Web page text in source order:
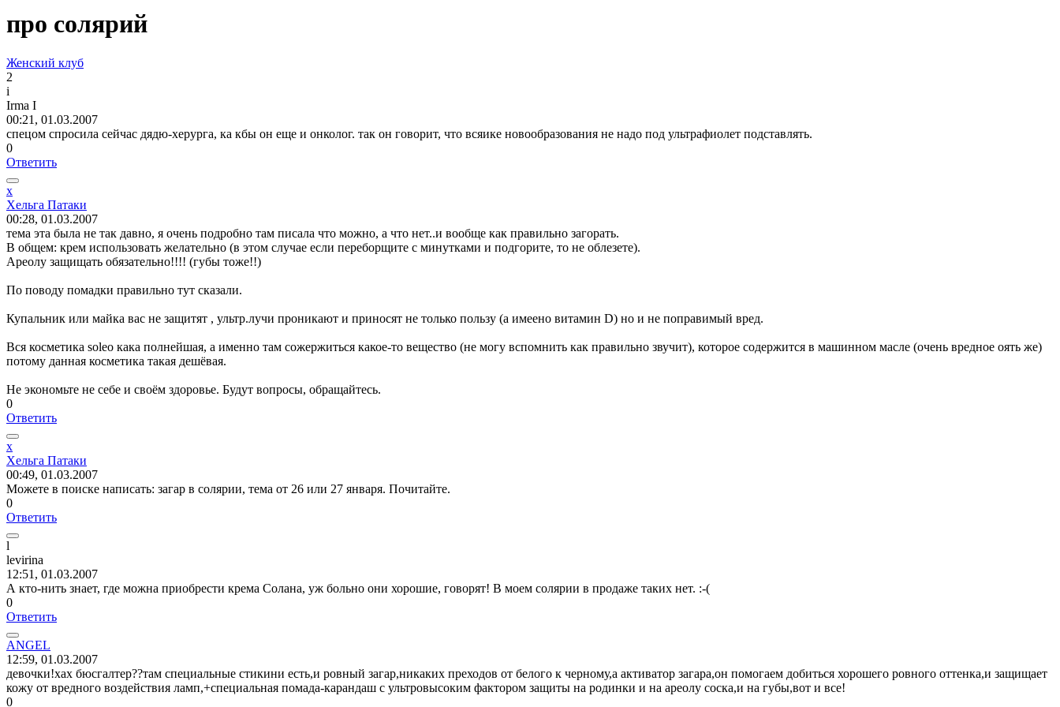
про солярий
Женский клуб
2
i
Irma I
00:21, 01.03.2007
спецом спросила сейчас дядю-херурга, ка кбы он еще и онколог. так он говорит, что всяике новообразования не надо под ультрафиолет подставлять.
0
Ответить
х
Хельга Патаки
00:28, 01.03.2007
тема эта была не так давно, я очень подробно там писала что можно, а что нет..и вообще как правильно загорать.
В общем: крем использовать желательно (в этом случае если переборщите с минутками и подгорите, то не облезете).
Ареолу защищать обязательно!!!! (губы тоже!!)
По поводу помадки правильно тут сказали.
Купальник или майка вас не защитят , ультр.лучи проникают и приносят не только пользу (а имеено витамин D) но и не поправимый вред.
Вся косметика soleo кака полнейшая, а именно там сожержиться какое-то вещество (не могу вспомнить как правильно звучит), которое содержится в машинном масле (очень вредное оять же)
потому данная косметика такая дешёвая.
Не экономьте не себе и своём здоровье. Будут вопросы, обращайтесь.
0
Ответить
х
Хельга Патаки
00:49, 01.03.2007
Можете в поиске написать: загар в солярии, тема от 26 или 27 января. Почитайте.
0
Ответить
l
levirina
12:51, 01.03.2007
А кто-нить знает, где можна приобрести крема Солана, уж больно они хорошие, говорят! В моем солярии в продаже таких нет. :-(
0
Ответить
ANGЕL
12:59, 01.03.2007
девочки!хах бюсгалтер??там специальные стикини есть,и ровный загар,никаких преходов от белого к черному,а активатор загара,он помогаем добиться хорошего ровного оттенка,и защищает
кожу от вредного воздействия ламп,+специальная помада-карандаш с ультровысоким фактором защиты на родинки и на ареолу соска,и на губы,вот и все!
0